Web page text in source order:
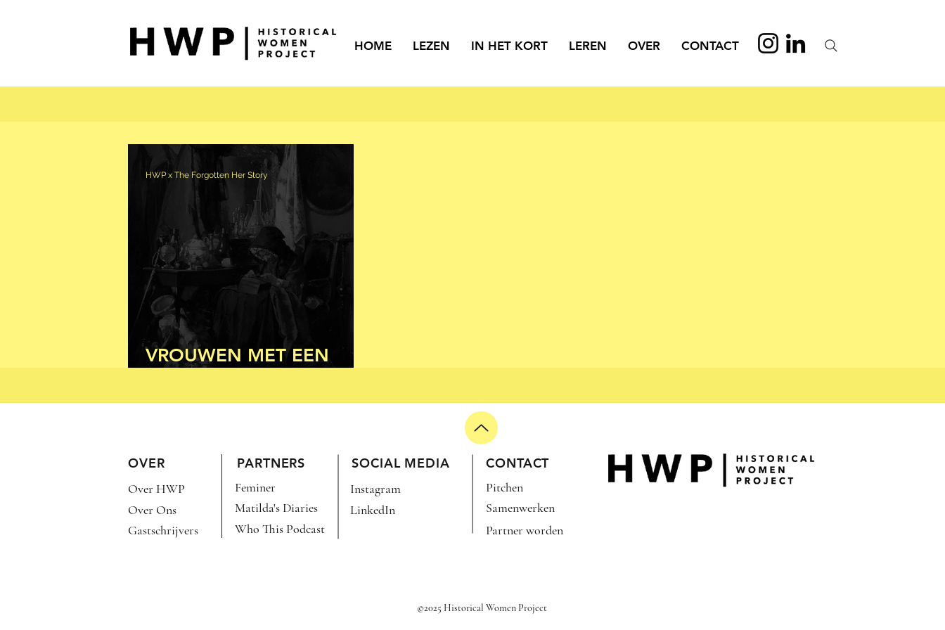
HOME LEZEN IN HET KORT LEREN OVER CONTACT
VROUWEN MET EEN
HWP x The Forgotten Her Story
OVER PARTNERS SOCIAL MEDIA CONTACT
Over HWP
Over Ons
Pitchen
Samenwerken
Instagram
Feminer
Matilda's Diaries
LinkedIn
Gastschrijvers
Who This Podcast Partner worden
©2025 Historical Women Project